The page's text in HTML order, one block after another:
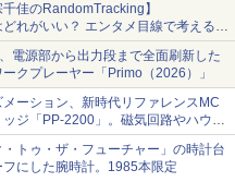
千佳のRandomTracking】
れがいい？ エンタメ目線で考える、
新「Galaxy Z Fold」
電源部から出力段まで全面刷新した
クプレーヤー「Primo（2026）」
メーション、新時代リファレンスMC
ッジ「PP-2200」。磁気回路やハウジ
本から見直し
・トゥ・ザ・フューチャー」の時計台
フにした腕時計。1985本限定